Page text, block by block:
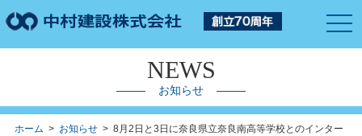
NEWS
お知らせ
ホーム > お知らせ> 8月2日と3日に奈良県立奈良南高等学校とのインター